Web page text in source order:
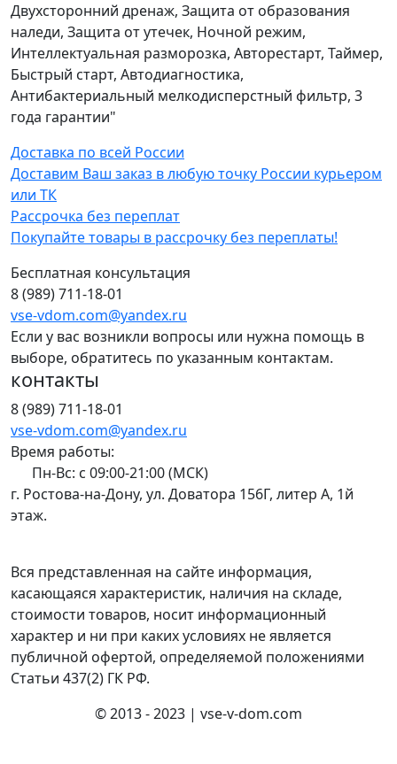
Двухсторонний дренаж, Защита от образования
наледи, Защита от утечек, Ночной режим,
Интеллектуальная разморозка, Авторестарт, Таймер,
Быстрый старт, Автодиагностика,
Антибактериальный мелкодисперстный фильтр, 3
года гарантии"
Доставка по всей России
Доставим Ваш заказ в любую точку России курьером
или ТК
Рассрочка без переплат
Покупайте товары в рассрочку без переплаты!
Бесплатная консультация
8 (989) 711-18-01
vse-vdom.com@yandex.ru
Если у вас возникли вопросы или нужна помощь в
выборе, обратитесь по указанным контактам.
Вся представленная на сайте информация,
касающаяся характеристик, наличия на складе,
стоимости товаров, носит информационный
характер и ни при каких условиях не является
публичной офертой, определяемой положениями
Статьи 437(2) ГК РФ.
контакты
8 (989) 711-18-01
vse-vdom.com@yandex.ru
Время работы:
Пн-Вс: с 09:00-21:00 (МСК)
г. Ростова-на-Дону, ул. Доватора 156Г, литер А, 1й
этаж.
© 2013 - 2023 | vse-v-dom.com